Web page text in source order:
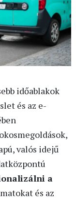
időablakok
és az e-
valós idejű
a
és az